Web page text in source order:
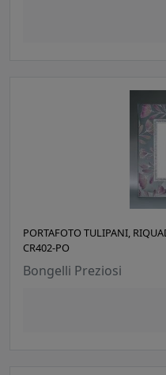
PORTAFOTO TULIPANI,
CR402-PO
Bongelli Preziosi